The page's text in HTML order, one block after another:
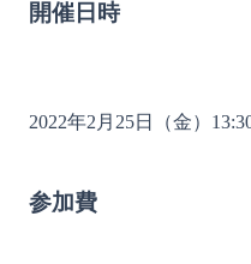
開催日時
2022年2月25日（金）
参加費